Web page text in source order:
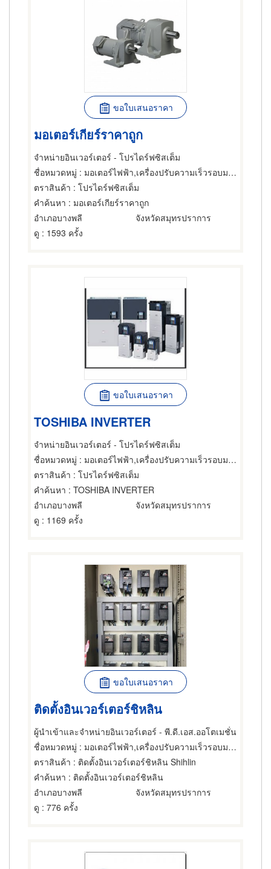
ขอใบเสนอราคา
มอเตอร์เกียร์ราคาถูก
จำหน่ายอินเวอร์เตอร์ - โปรไดร์ฟซิสเต็ม
ชื่อหมวดหมู่ : มอเตอร์ไฟฟ้า,เครื่องปรับความเร็วรอบมอเตอร์ไฟฟ้า,ซ่อมมอเตอร์ไฟฟ้า
ตราสินค้า : โปรไดร์ฟซิสเต็ม
คำค้นหา : มอเตอร์เกียร์ราคาถูก
อำเภอบางพลี
จังหวัดสมุทรปราการ
ดู : 1593 ครั้ง
ขอใบเสนอราคา
TOSHIBA INVERTER
จำหน่ายอินเวอร์เตอร์ - โปรไดร์ฟซิสเต็ม
ชื่อหมวดหมู่ : มอเตอร์ไฟฟ้า,เครื่องปรับความเร็วรอบมอเตอร์ไฟฟ้า,ซ่อมมอเตอร์ไฟฟ้า
ตราสินค้า : โปรไดร์ฟซิสเต็ม
คำค้นหา : TOSHIBA INVERTER
อำเภอบางพลี
จังหวัดสมุทรปราการ
ดู : 1169 ครั้ง
ขอใบเสนอราคา
ติดตั้งอินเวอร์เตอร์ชิหลิน
ผู้นำเข้าและจำหน่ายอินเวอร์เตอร์ - พี.ดี.เอส.ออโตเมชั่น
ชื่อหมวดหมู่ : มอเตอร์ไฟฟ้า,เครื่องปรับความเร็วรอบมอเตอร์ไฟฟ้า,ซ่อมมอเตอร์ไฟฟ้า
ตราสินค้า : ติดตั้งอินเวอร์เตอร์ชิหลิน Shihlin
คำค้นหา : ติดตั้งอินเวอร์เตอร์ชิหลิน
อำเภอบางพลี
จังหวัดสมุทรปราการ
ดู : 776 ครั้ง